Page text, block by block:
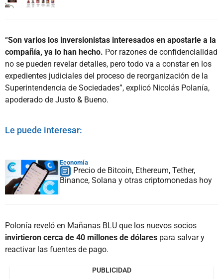
“Son varios los inversionistas interesados en apostarle a la
compañía, ya lo han hecho. Por razones de confidencialidad
no se pueden revelar detalles, pero todo va a constar en los
expedientes judiciales del proceso de reorganización de la
Superintendencia de Sociedades”, explicó Nicolás Polanía,
apoderado de Justo & Bueno.
Le puede interesar:
Economía
Precio de Bitcoin, Ethereum, Tether,
Binance, Solana y otras criptomonedas hoy
Polonía reveló en Mañanas BLU que los nuevos socios
invirtieron cerca de 40 millones de dólares para salvar y
reactivar las fuentes de pago.
PUBLICIDAD